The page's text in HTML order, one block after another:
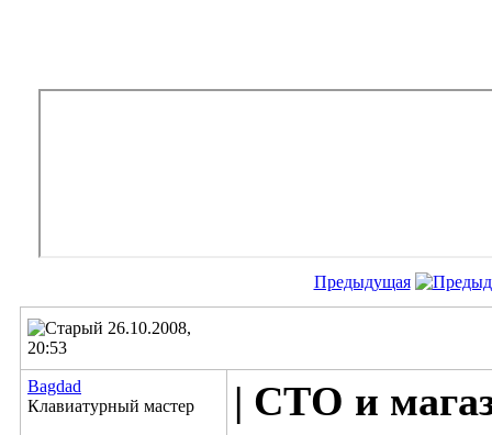
Предыдущая
26.10.2008,
20:53
Bagdad
Клавиатурный мастер
| СТО и